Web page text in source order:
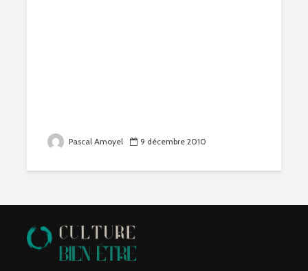
Pascal Amoyel 9 décembre 2010